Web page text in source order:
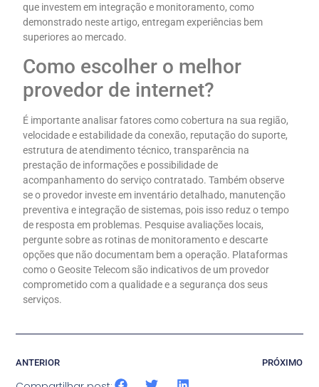
que investem em integração e monitoramento, como
demonstrado neste artigo, entregam experiências bem
superiores ao mercado.
Como escolher o melhor
provedor de internet?
É importante analisar fatores como cobertura na sua região,
velocidade e estabilidade da conexão, reputação do suporte,
estrutura de atendimento técnico, transparência na
prestação de informações e possibilidade de
acompanhamento do serviço contratado. Também observe
se o provedor investe em inventário detalhado, manutenção
preventiva e integração de sistemas, pois isso reduz o tempo
de resposta em problemas. Pesquise avaliações locais,
pergunte sobre as rotinas de monitoramento e descarte
opções que não documentam bem a operação. Plataformas
como o Geosite Telecom são indicativos de um provedor
comprometido com a qualidade e a segurança dos seus
serviços.
ANTERIOR PRÓXIMO